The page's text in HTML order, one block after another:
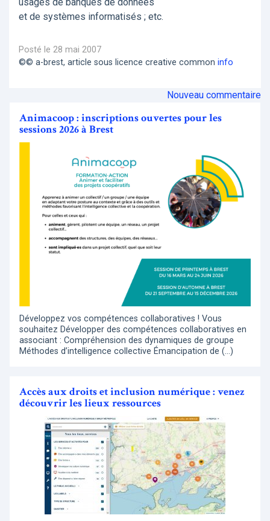
usages de banques de données
et de systèmes informatisés ; etc.
Posté le 28 mai 2007
©© a-brest, article sous licence creative common info
Nouveau commentaire
Animacoop : inscriptions ouvertes pour les
sessions 2026 à Brest
Développez vos compétences collaboratives ! Vous
souhaitez Développer des compétences collaboratives en
associant : Compréhension des dynamiques de groupe
Méthodes d’intelligence collective Émancipation de (…)
Accès aux droits et inclusion numérique : venez
découvrir les lieux ressources